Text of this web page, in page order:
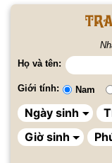
Họ và tên:
Giới tính: Nam